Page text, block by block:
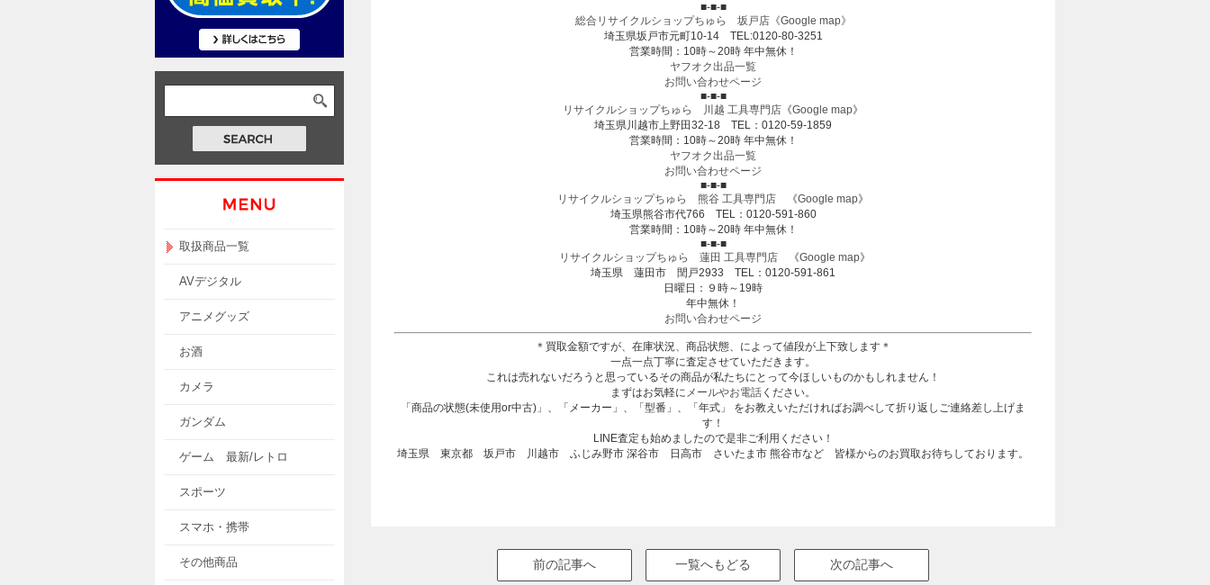
■-■-■
総合リサイクルショップちゅら 坂戸店《Google map》
埼玉県坂戸市元町10-14 TEL:0120-80-3251
営業時間：10時～20時 年中無休！
ヤフオク出品一覧
お問い合わせページ
■-■-■
リサイクルショップちゅら 川越 工具専門店 《Google map》
埼玉県川越市上野田32-18 TEL：0120-59-1859
営業時間：10時～20時 年中無休！
ヤフオク出品一覧
お問い合わせページ
■-■-■
リサイクルショップちゅら 熊谷 工具専門店 《Google map》
埼玉県熊谷市代766 TEL：0120-591-860
営業時間：10時～20時 年中無休！
■-■-■
リサイクルショップちゅら 蓮田 工具専門店《Google map》
埼玉県 蓮田市 閏戸2933 TEL：0120-591-861
日曜日：９時～19時
年中無休！
お問い合わせページ
＊買取金額ですが、在庫状況、商品状態、によって値段が上下致します＊
一点一点丁寧に査定させていただきます。
これは売れないだろうと思っているその商品が私たちにとって今ほしいものかもしれません！
まずはお気軽に メールやお電話 ください。
「商品の状態(未使用or中古)」、「メーカー」、「型番」、「年式」 をお教えいただければお調べして折り返しご連絡差し上げま
す！
LINE査定も始めましたので是非ご利用ください！
埼玉県 東京都 坂戸市 川越市 ふじみ野市 深谷市 日高市 さいたま市 熊谷市など 皆様からのお買取お待ちしております。
前の記事へ 次の記事へ
一覧へもどる
取扱商品一覧
AVデジタル
アニメグッズ
お酒
カメラ
ガンダム
ゲーム 最新/レトロ
スポーツ
スマホ・携帯
その他商品